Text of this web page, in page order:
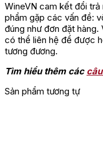
WineVN cam kết đổi
phẩm gặp các vấn đề:
đúng như đơn đặt hàng.
có thể liên hệ để được
tương đương.
Tìm hiểu thêm các
Sản phẩm tương tự